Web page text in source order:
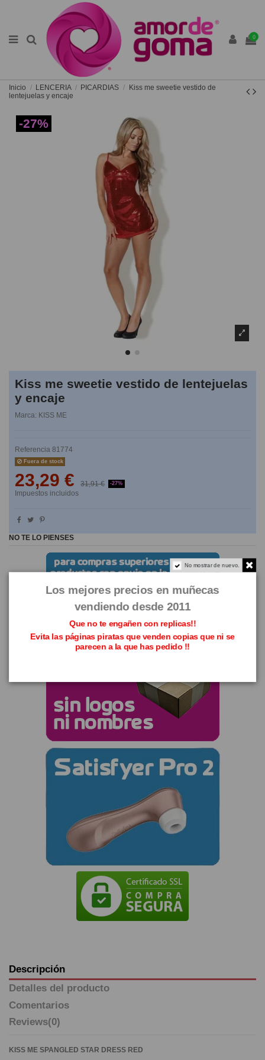
0
Inicio LENCERIA PICARDIAS
Kiss me sweetie vestido de
lentejuelas y encaje
-27%
Kiss me sweetie vestido de lentejuelas
y encaje
Marca: KISS ME
Referencia 81774
Fuera de stock
23,29 € 31,91 € -27%
Impuestos incluidos
NO TE LO PIENSES
Descripción
Detalles del producto
Comentarios
Reviews(0)
KISS ME SPANGLED STAR DRESS RED
No mostrar de nuevo.
Los mejores precios en muñecas
vendiendo desde 2011
Que no te engañen con replicas!!
Evita las páginas piratas que venden copias que ni se
parecen a la que has pedido !!